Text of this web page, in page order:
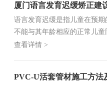
厦门语言发育迟缓矫正建
语言发育迟缓是指儿童在预期
不能与其年龄相应的正常儿
语言理解与表达，与他人的日
查看详情 >
PVC-U活套管材施工方法